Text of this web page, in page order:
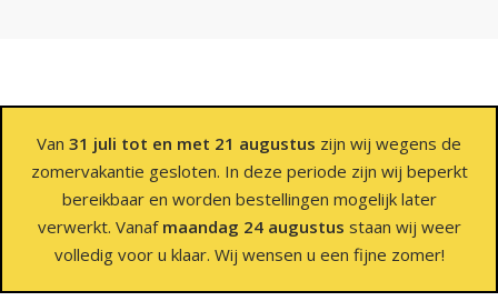
Van 31 juli tot en met 21 augustus zijn wij wegens de
zomervakantie gesloten. In deze periode zijn wij beperkt
bereikbaar en worden bestellingen mogelijk later
verwerkt. Vanaf maandag 24 augustus staan wij weer
volledig voor u klaar. Wij wensen u een fijne zomer!